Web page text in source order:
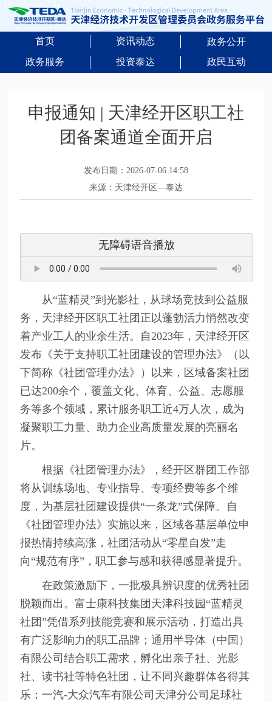
首页 资讯动态
政务公开
政务服务
投资泰达 政民互动
申报通知 | 天津经开区职工社
团备案通道全面开启
发布日期：2026-07-06 14:58
来源：天津经开区—泰达
无障碍语音播放
从“蓝精灵”到光影社，从球场竞技到公益服
务，天津经开区职工社团正以蓬勃活力悄然改变
着产业工人的业余生活。自2023年，天津经开区
发布《关于支持职工社团建设的管理办法》（以
下简称《社团管理办法》）以来，区域备案社团
已达200余个，覆盖文化、体育、公益、志愿服
务等多个领域，累计服务职工近4万人次，成为
凝聚职工力量、助力企业高质量发展的亮丽名
片。
根据《社团管理办法》，经开区群团工作部
将从训练场地、专业指导、专项经费等多个维
度，为基层社团建设提供“一条龙”式保障。自
《社团管理办法》实施以来，区域各基层单位申
报热情持续高涨，社团活动从“零星自发”走
向“规范有序”，职工参与感和获得感显著提升。
在政策激励下，一批极具辨识度的优秀社团
脱颖而出。富士康科技集团天津科技园“蓝精灵
社团”凭借系列技能竞赛和展示活动，打造出具
有广泛影响力的职工品牌；通用半导体（中国）
有限公司结合职工需求，孵化出亲子社、光影
社、读书社等特色社团，让不同兴趣群体各得其
乐；一汽-大众汽车有限公司天津分公司足球社